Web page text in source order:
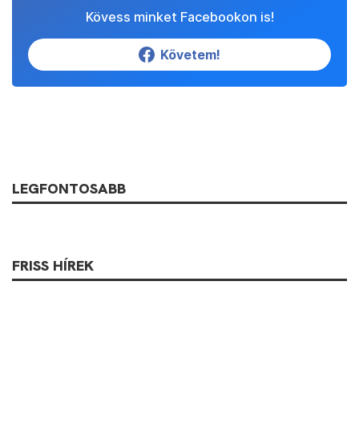
Kövess minket Facebookon is!
Követem!
LEGFONTOSABB
FRISS HÍREK